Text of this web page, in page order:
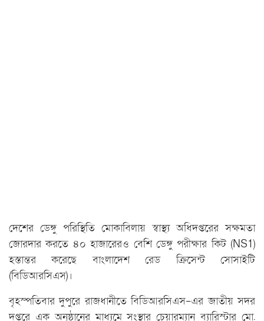
দেশের ডেঙ্গু পরিস্থিতি মোকাবিলায় স্বাস্থ্য অধিদপ্তরের সক্ষমতা
জোরদার করতে ৪০ হাজারেরও বেশি ডেঙ্গু পরীক্ষার কিট (NS1)
হস্তান্তর করেছে বাংলাদেশ রেড ক্রিসেন্ট সোসাইটি
(বিডিআরসিএস)।
বৃহস্পতিবার দুপুরে রাজধানীতে বিডিআরসিএস-এর জাতীয় সদর
দপ্তরে এক অনুষ্ঠানের মাধ্যমে সংস্থার চেয়ারম্যান ব্যারিস্টার মো.